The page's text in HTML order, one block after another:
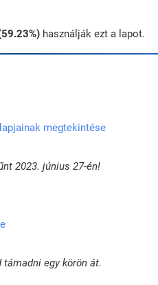
használják ezt a lapot.
megtekintése
2023. június 27-én!
egy körön át.